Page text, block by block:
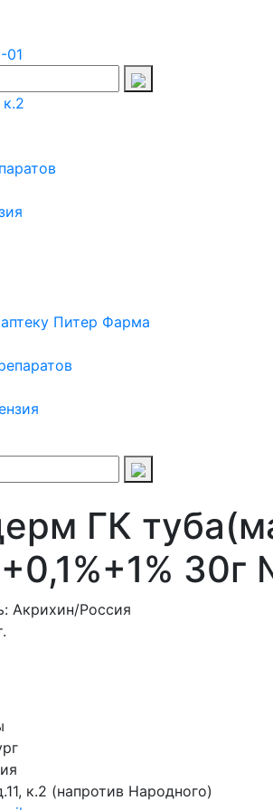
01
ГК
30г
Акрихин/Россия
к.2 (напротив Народного)